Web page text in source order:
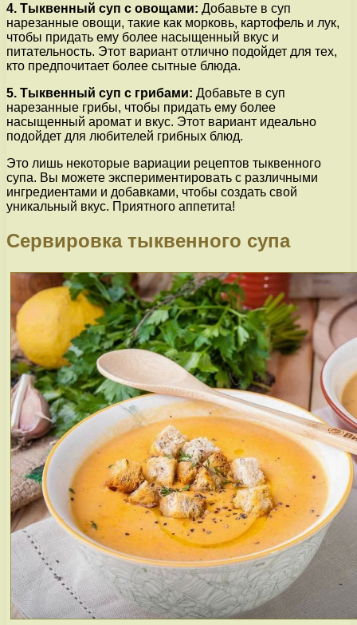
4. Тыквенный суп с овощами: Добавьте в суп
нарезанные овощи, такие как морковь, картофель и лук,
чтобы придать ему более насыщенный вкус и
питательность. Этот вариант отлично подойдет для тех,
кто предпочитает более сытные блюда.
5. Тыквенный суп с грибами: Добавьте в суп
нарезанные грибы, чтобы придать ему более
насыщенный аромат и вкус. Этот вариант идеально
подойдет для любителей грибных блюд.
Это лишь некоторые вариации рецептов тыквенного
супа. Вы можете экспериментировать с различными
ингредиентами и добавками, чтобы создать свой
уникальный вкус. Приятного аппетита!
Сервировка тыквенного супа